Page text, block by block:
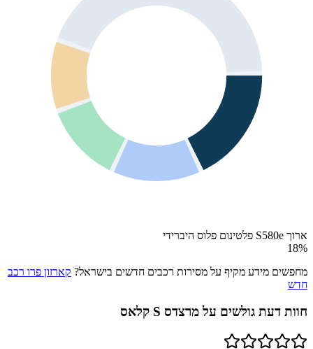
ארוך S580e פלטינום פלוס היברידי
18%
מחפשים מידע מקיף על מסירות רכבים חדשים בישראל? קארזון פרו רכב
חדש
חוות דעת גולשים על מרצדס S קלאס